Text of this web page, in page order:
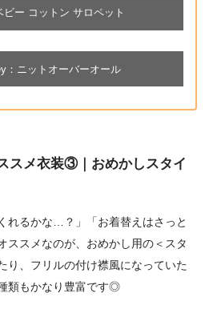
ビー コットン サロペット
：ニットオーバーオール
スメ衣装③｜おめかしスタイ
れるかな…？」「お着替えはさっと
スメなのが、おめかし用の＜スタ
り、フリルの付け襟風になっていた
類もかなり豊富です◎